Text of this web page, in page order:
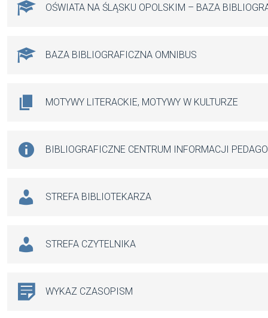
OŚWIATA NA ŚLĄSKU OPOLSKIM – BAZA
BAZA BIBLIOGRAFICZNA OMNIBUS
MOTYWY LITERACKIE, MOTYWY W KULTURZE
BIBLIOGRAFICZNE CENTRUM INFORMACJI
STREFA BIBLIOTEKARZA
STREFA CZYTELNIKA
WYKAZ CZASOPISM